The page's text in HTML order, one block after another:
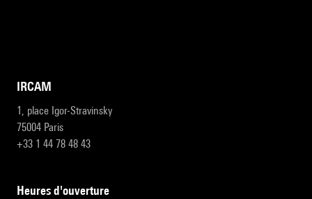
IRCAM
1, place Igor-Stravinsky
75004 Paris
+33 1 44 78 48 43
heures d'ouverture